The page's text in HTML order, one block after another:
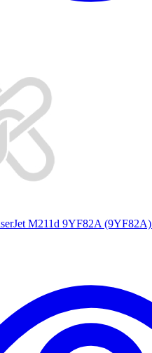
M211d 9YF82A (9YF82A)